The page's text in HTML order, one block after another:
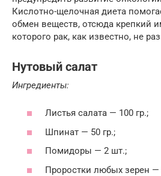
Кислотно-щелочная диета
обмен веществ, отсюда крепкий
которого рак, как известно, не
Нутовый салат
Ингредиенты:
Листья салата — 100 гр.;
Шпинат — 50 гр.;
Помидоры — 2 шт.;
Проростки любых зерен —